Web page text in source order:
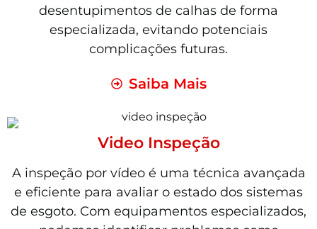
desentupimentos de calhas de forma
especializada, evitando potenciais
complicações futuras.
Saiba Mais
Video Inspeção
A inspeção por vídeo é uma técnica avançada
e eficiente para avaliar o estado dos sistemas
de esgoto. Com equipamentos especializados,